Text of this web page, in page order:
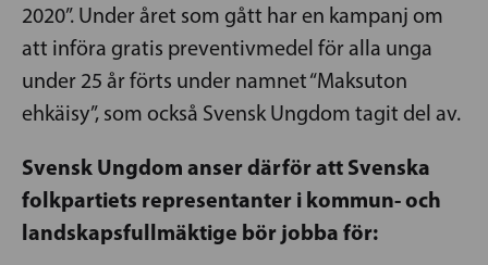
2020”. Under året som gått har en kampanj om
att införa gratis preventivmedel för alla unga
under 25 år förts under namnet “Maksuton
ehkäisy”, som också Svensk Ungdom tagit del av.
Svensk Ungdom anser därför att Svenska
folkpartiets representanter i kommun- och
landskapsfullmäktige bör jobba för: